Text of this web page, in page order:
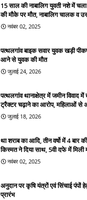
15 साल की नाबालिग युवती नशे में
की मौके पर मौत, नाबालिग चालक व
नवंबर 02, 2025
पत्थलगांव बाइक सवार युवक खड़ी
आने से युवक की मौत
जुलाई 24, 2026
पत्थलगांव थानाक्षेत्र में जमीन विवाद
ट्रैक्टर चढ़ाने का आरोप, महिलाओं से
जुलाई 18, 2026
था शराब का आदि, तीन वर्षो में 4 बार
किस्मत ने दिया साथ, 5वी दफे में
नवंबर 02, 2025
अनुदान पर कृषि यंत्रों एवं सिंचाई
प्रारंभ